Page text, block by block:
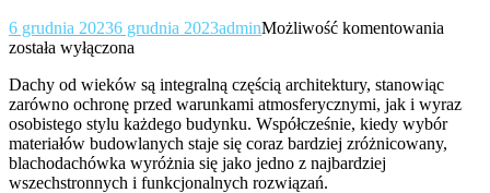
6 grudnia 20236 grudnia 2023adminMożliwość komentowania
–
Styl
i
została wyłączona
Dachy od wieków są integralną częścią architektury, stanowiąc
zarówno ochronę przed warunkami atmosferycznymi, jak i wyraz
osobistego stylu każdego budynku. Współcześnie, kiedy wybór
materiałów budowlanych staje się coraz bardziej zróżnicowany,
blachodachówka wyróżnia się jako jedno z najbardziej
wszechstronnych i funkcjonalnych rozwiązań.